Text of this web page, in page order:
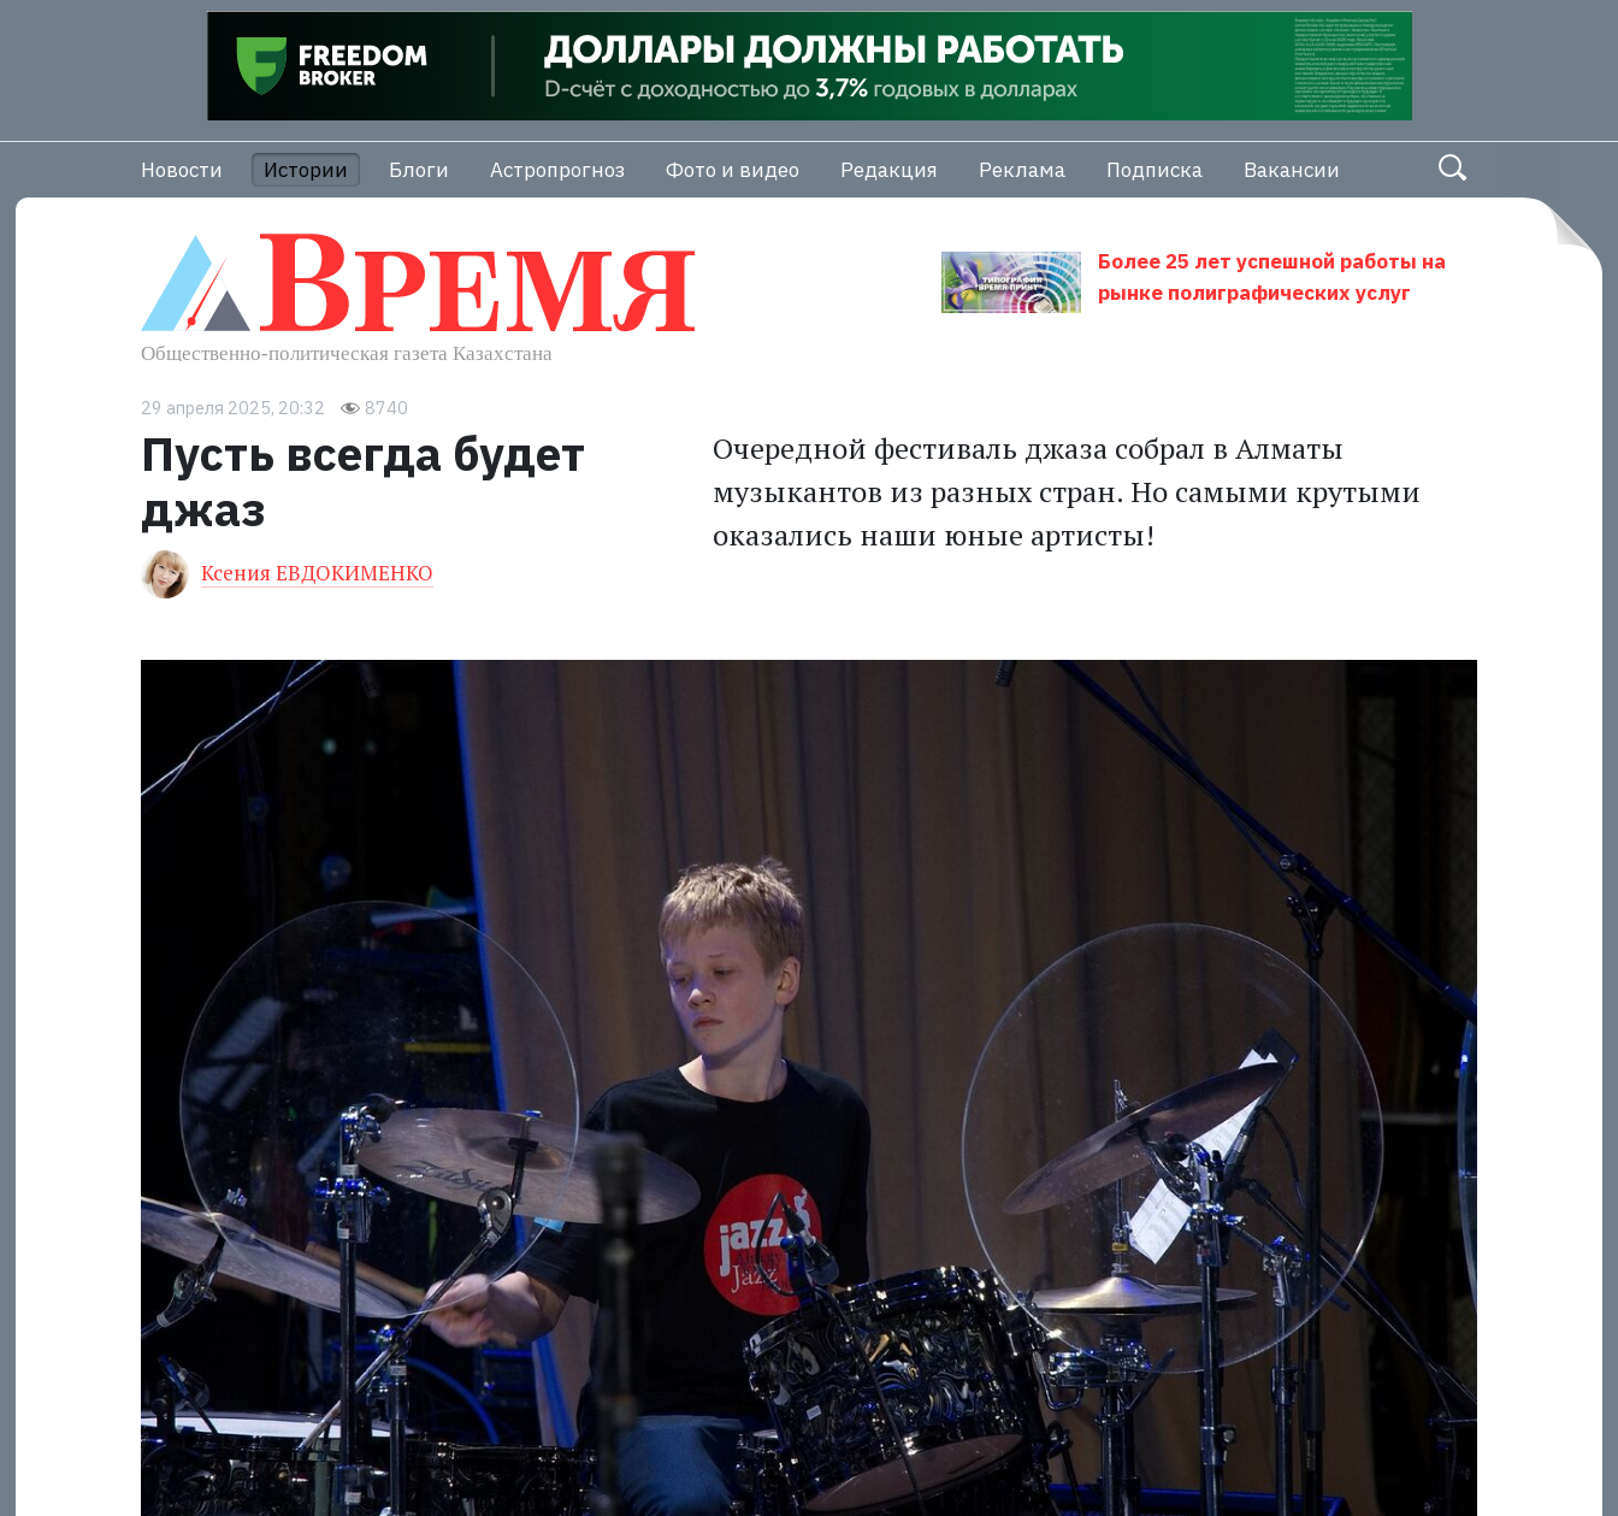
Новости Истории Блоги Астропрогноз Фото и видео Редакция Реклама Подписка Вакансии
Более 25 лет успешной работы на
рынке полиграфических услуг
29 апреля 2025, 20:32 8740
Пусть всегда будет
джаз
Ксения ЕВДОКИМЕНКО
Очередной фестиваль джаза собрал в Алматы
музыкантов из разных стран. Но самыми крутыми
оказались наши юные артисты!